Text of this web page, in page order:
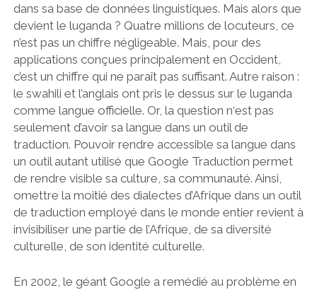
dans sa base de données linguistiques. Mais alors que
devient le luganda ? Quatre millions de locuteurs, ce
n’est pas un chiffre négligeable. Mais, pour des
applications conçues principalement en Occident,
c’est un chiffre qui ne paraît pas suffisant. Autre raison :
le swahili et l’anglais ont pris le dessus sur le luganda
comme langue officielle. Or, la question n‘est pas
seulement d’avoir sa langue dans un outil de
traduction. Pouvoir rendre accessible sa langue dans
un outil autant utilisé que Google Traduction permet
de rendre visible sa culture, sa communauté. Ainsi,
omettre la moitié des dialectes d’Afrique dans un outil
de traduction employé dans le monde entier revient à
invisibiliser une partie de l’Afrique, de sa diversité
culturelle, de son identité culturelle.
En 2002, le géant Google a remédié au problème en